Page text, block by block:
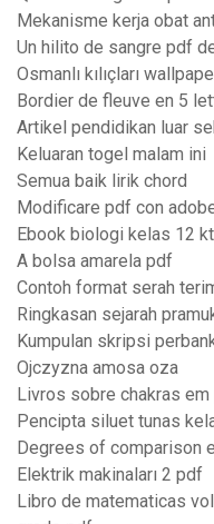
Mekanisme kerja obat
Un hilito de sangre pdf
Osmanlı kılıçları
Bordier de fleuve en 5
Artikel pendidikan luar
Keluaran togel malam ini
Semua baik lirik chord
Modificare pdf con
Ebook biologi kelas 12
A bolsa amarela pdf
Contoh format serah
Ringkasan sejarah
Kumpulan skripsi
Ojczyzna amosa oza
Livros sobre chakras
Pencipta siluet tunas
Degrees of comparison
Elektrik makinaları 2 pdf
Libro de matematicas